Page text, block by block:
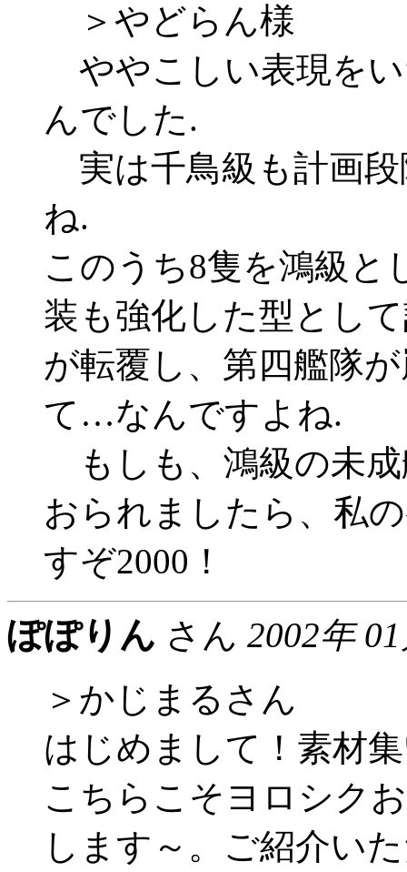
＞やどらん様
ややこしい表現を
んでした.
実は千鳥級も計画段
ね.
このうち8隻を鴻級と
装も強化した型とし
が転覆し、第四艦隊
て…なんですよね.
もしも、鴻級の未
おられましたら、私
すぞ2000！
ぽぽりん さん 2002年
＞かじまるさん
はじめまして！素材
こちらこそヨロシク
します～。ご紹介い